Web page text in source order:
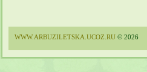
WWW.ARBUZILETSKA.UCOZ.RU © 2026